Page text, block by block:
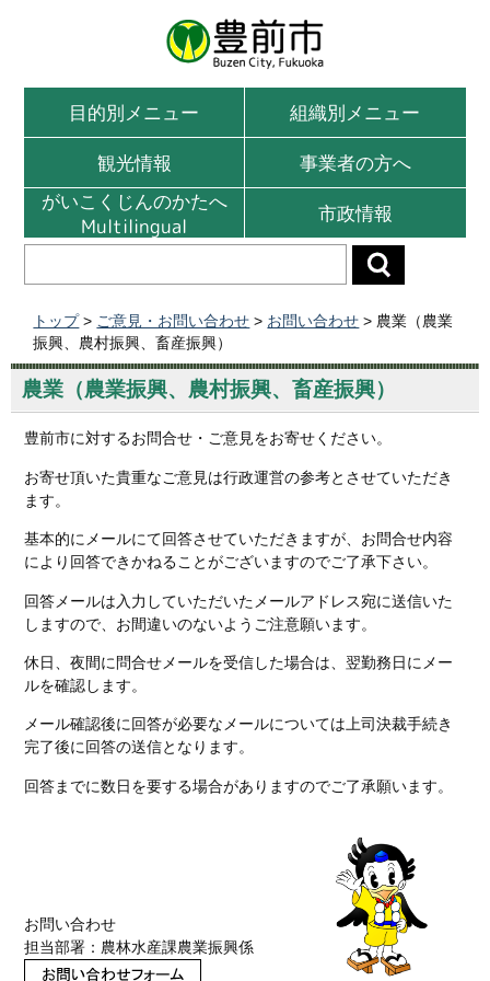
目的別メニュー
組織別メニュー
観光情報
事業者の方へ
がいこくじんのかたへ
Multilingual
市政情報
トップ > ご意見・お問い合わせ > お問い合わせ > 農業（農業
振興、農村振興、畜産振興）
農業（農業振興、農村振興、畜産振興）
豊前市に対するお問合せ・ご意見をお寄せください。
お寄せ頂いた貴重なご意見は行政運営の参考とさせていただき
ます。
基本的にメールにて回答させていただきますが、お問合せ内容
により回答できかねることがございますのでご了承下さい。
回答メールは入力していただいたメールアドレス宛に送信いた
しますので、お間違いのないようご注意願います。
休日、夜間に問合せメールを受信した場合は、翌勤務日にメー
ルを確認します。
メール確認後に回答が必要なメールについては上司決裁手続き
完了後に回答の送信となります。
回答までに数日を要する場合がありますのでご了承願います。
お問い合わせ
担当部署：農林水産課農業振興係